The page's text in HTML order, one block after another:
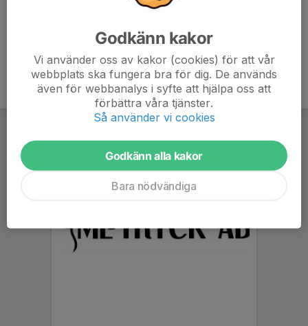
Godkänn kakor
Vi använder oss av kakor (cookies) för att vår
webbplats ska fungera bra för dig. De används
även för webbanalys i syfte att hjälpa oss att
förbättra våra tjänster.
Så använder vi cookies
Godkänn alla kakor
Bara nödvändiga